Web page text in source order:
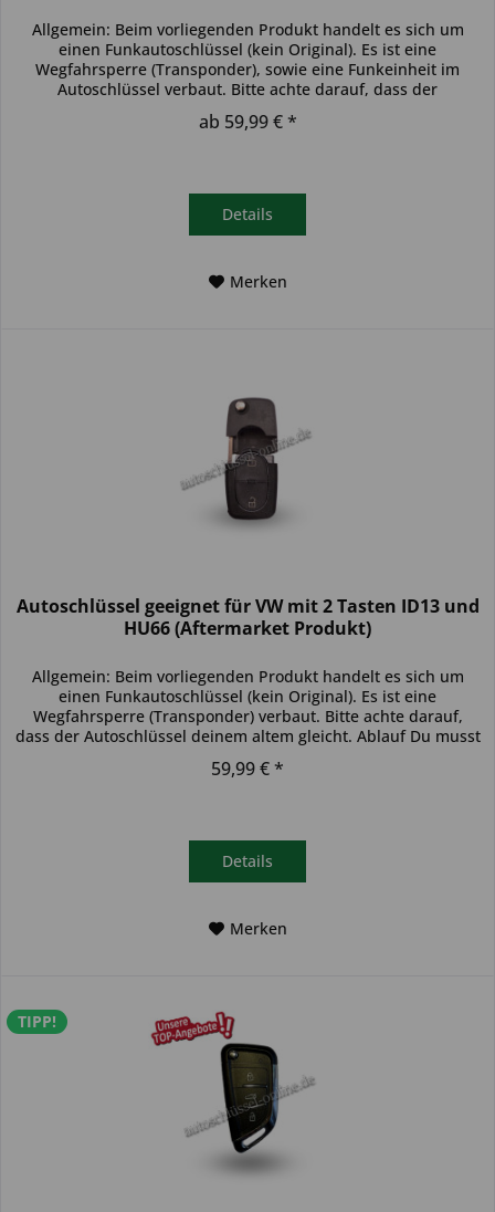
Allgemein: Beim vorliegenden Produkt handelt es sich um
einen Funkautoschlüssel (kein Original). Es ist eine
Wegfahrsperre (Transponder), sowie eine Funkeinheit im
Autoschlüssel verbaut. Bitte achte darauf, dass der
ab 59,99 € *
Details
Merken
Autoschlüssel geeignet für VW mit 2 Tasten ID13 und
HU66 (Aftermarket Produkt)
Allgemein: Beim vorliegenden Produkt handelt es sich um
einen Funkautoschlüssel (kein Original). Es ist eine
Wegfahrsperre (Transponder) verbaut. Bitte achte darauf,
dass der Autoschlüssel deinem altem gleicht. Ablauf Du musst
59,99 € *
Details
Merken
TIPP!